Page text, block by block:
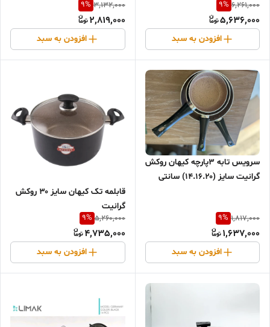
6,261,000
9%
5,636,000
افزودن به سبد
3,132,000
9%
2,819,000
افزودن به سبد
سرویس تابه ۳پارچه کیهان روکش
گرانیت سایز (۱۴.۱۶.۲۰) سانتی
1,817,000
9%
1,637,000
افزودن به سبد
قابلمه تک کیهان سایز ۳۰ روکش
گرانیت
5,260,000
9%
4,735,000
افزودن به سبد